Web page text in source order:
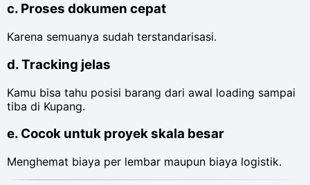
c. Proses dokumen cepat
Karena semuanya sudah terstandarisasi.
d. Tracking jelas
Kamu bisa tahu posisi barang dari awal loading sampai
tiba di Kupang.
e. Cocok untuk proyek skala besar
Menghemat biaya per lembar maupun biaya logistik.